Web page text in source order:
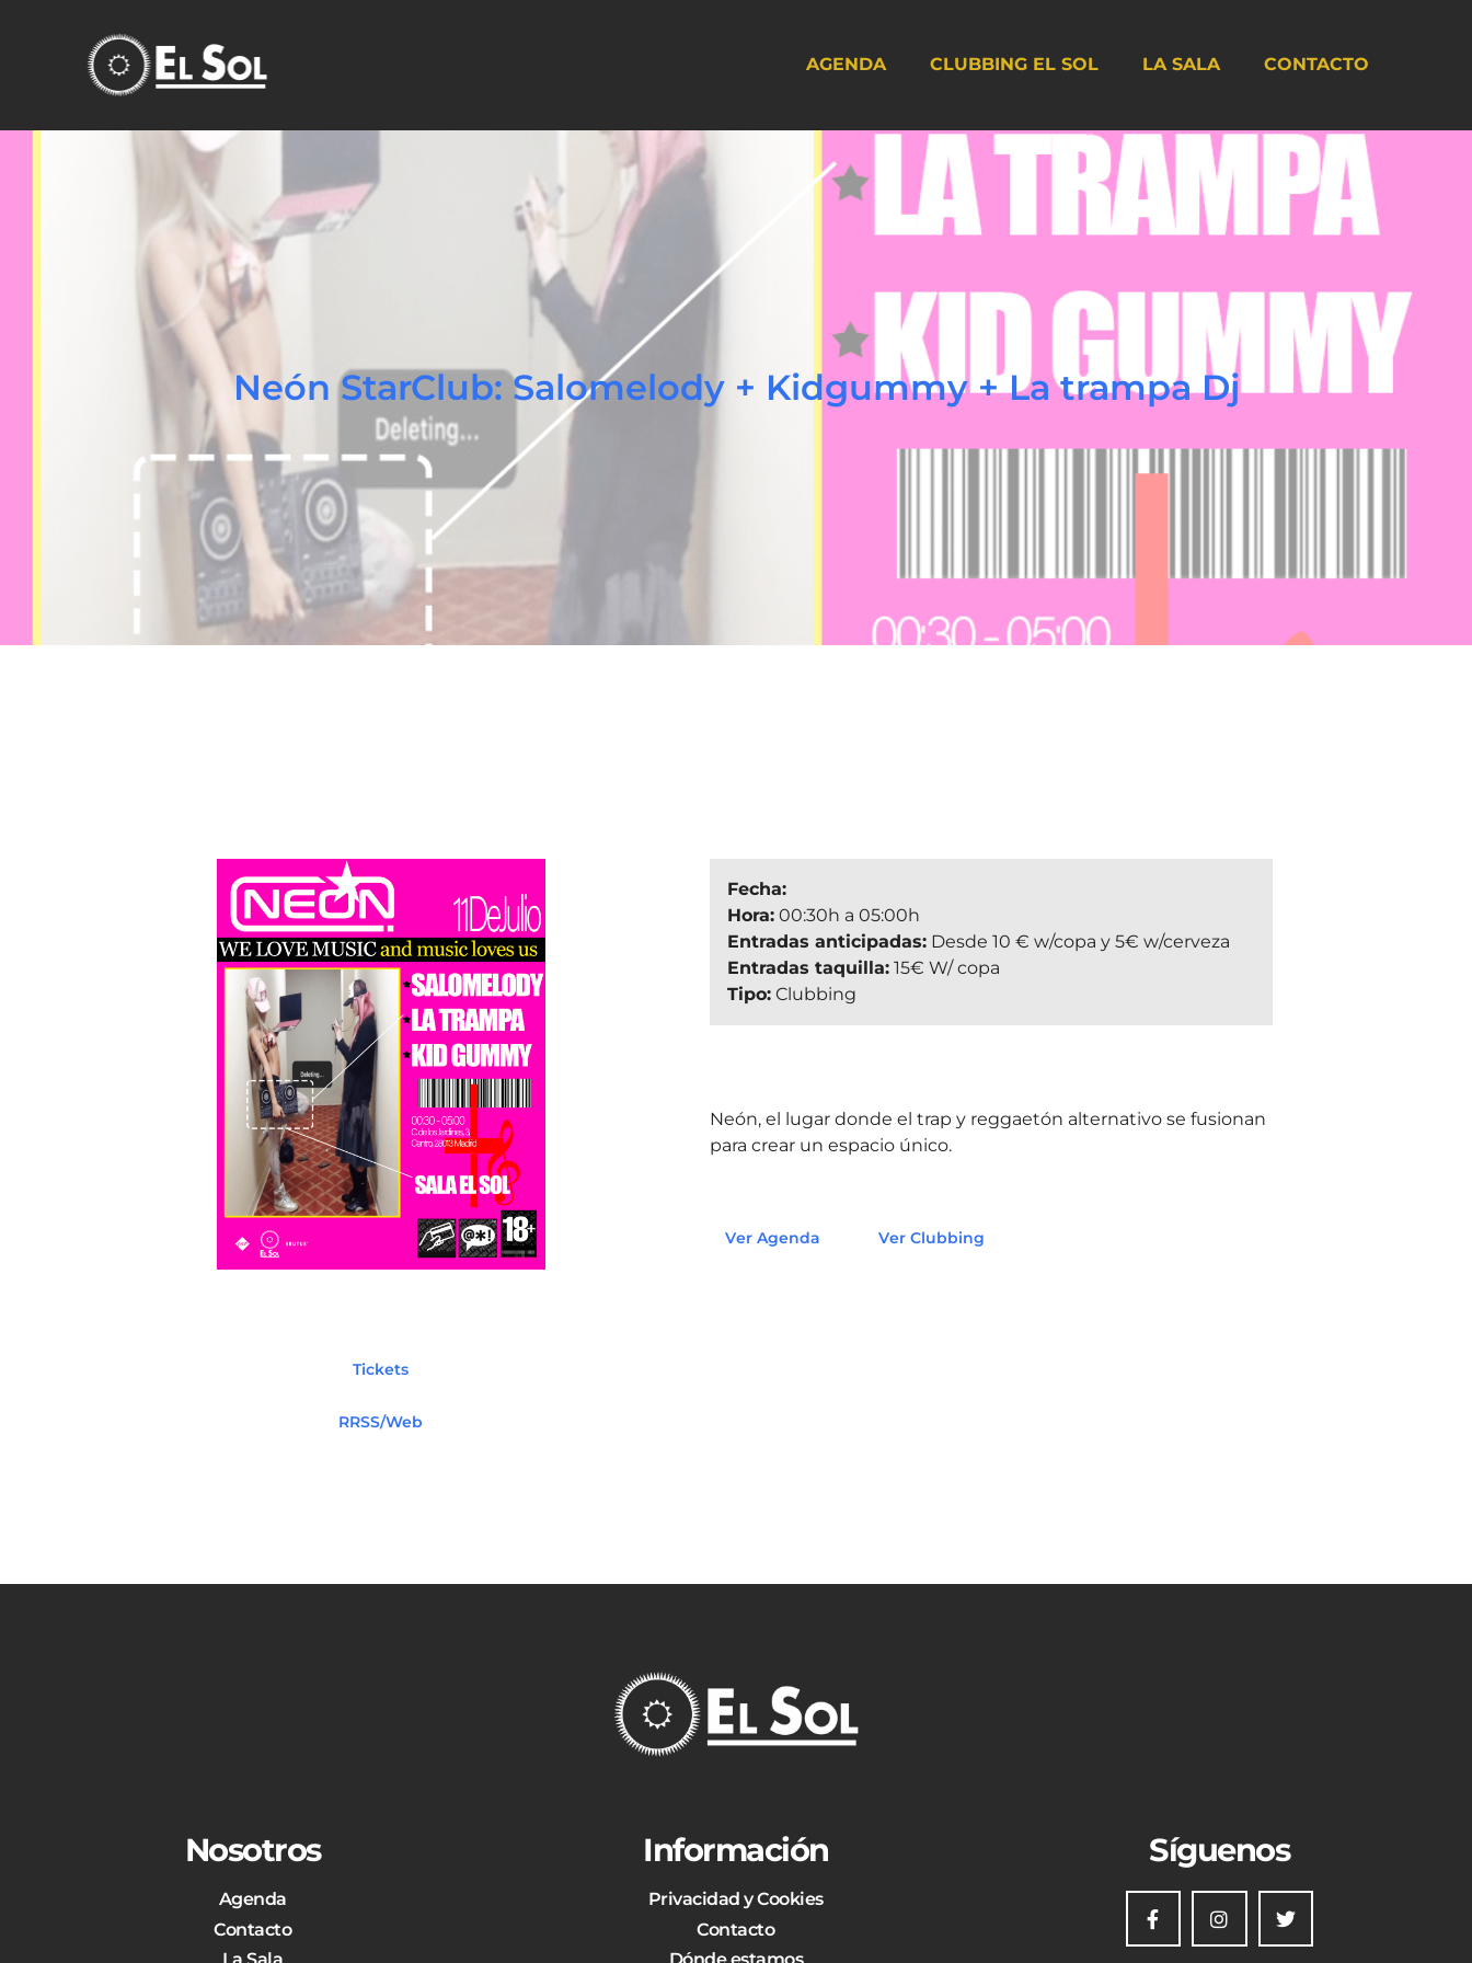
AGENDA CLUBBING EL SOL LA SALA CONTACTO
Neón StarClub: Salomelody + Kidgummy + La trampa Dj
Tickets
RRSS/Web
Fecha:
Hora:00:30h a 05:00h
Entradas anticipadas:Desde 10 € w/copa y 5€ w/cerveza
Entradas taquilla:15€ W/ copa
Tipo:Clubbing
Neón, el lugar donde el trap y reggaetón alternativo se fusionan
para crear un espacio único.
Ver Agenda Ver Clubbing
Nosotros
Agenda
Contacto
Información
Privacidad y Cookies
Contacto
Síguenos